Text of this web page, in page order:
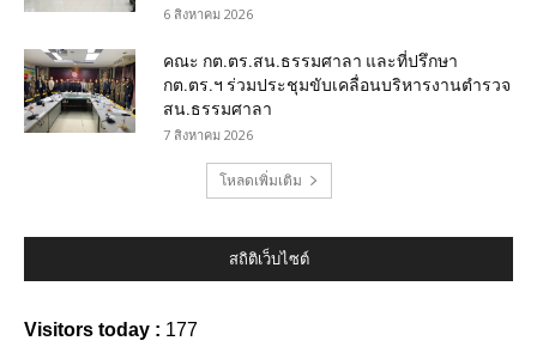
6 สิงหาคม 2026
คณะ กต.ตร.สน.ธรรมศาลา และที่ปรึกษา
กต.ตร.ฯ ร่วมประชุมขับเคลื่อนบริหารงานตำรวจ
สน.ธรรมศาลา
7 สิงหาคม 2026
โหลดเพิ่มเติม
สถิติเว็บไซต์
Visitors today : 177